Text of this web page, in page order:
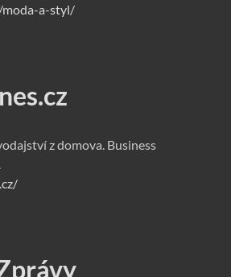
moda-a-styl/
z domova. Business